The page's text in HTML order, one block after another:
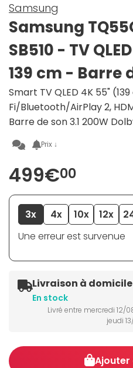
Samsung
Samsung
SB510 - TV
139 cm - Barre
Smart TV QLED 4K 55"
Fi/Bluetooth/AirPlay 2,
Barre de son 3.1 200W
Prix ↓
499€00
3x 4x 10x 12x
Une erreur est survenue
Livraison à
En stock
Livré entre mercredi 12/
jeudi
Ajouter